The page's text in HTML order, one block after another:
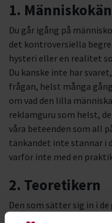
1.
Du går igång på
det kontroversiella
hysteri eller en realitet
Du kanske inte har
frågan, helst många
om vad den lilla
reklamguru som helst,
våra beteenden som all
tänkandet inte stannar i
varför inte med en
2. Teoretikern
Den som sätter sig in i
du teoretiker) inser